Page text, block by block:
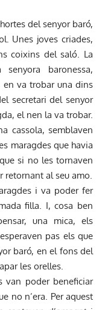
del senyor baró,
Unes joves criades,
coixins del saló. La
baronessa,
en va trobar una dins
secretari del senyor
el nen la va trobar.
cassola, semblaven
maragdes que havia
si no les tornaven
retornant al seu amo.
i va poder fer
filla. I, cosa ben
una mica, els
pas els que
baró, en el fons del
les orelles.
van poder beneficiar
no n’era. Per aquest